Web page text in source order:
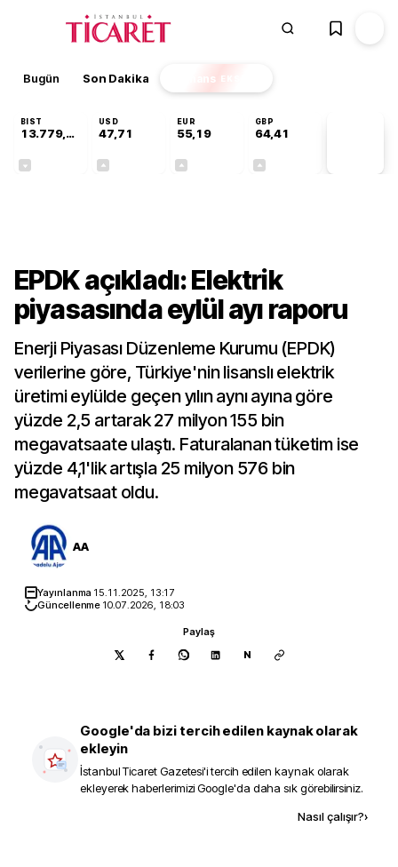
Bugün Son Dakika Finans EKSTRA
BIST
13.779,39
USD
47,71
EUR
55,19
GBP
64,41
EPDK açıkladı: Elektrik
piyasasında eylül ayı raporu
Enerji Piyasası Düzenleme Kurumu (EPDK)
verilerine göre, Türkiye'nin lisanslı elektrik
üretimi eylülde geçen yılın aynı ayına göre
yüzde 2,5 artarak 27 milyon 155 bin
megavatsaate ulaştı. Faturalanan tüketim ise
yüzde 4,1'lik artışla 25 milyon 576 bin
megavatsaat oldu.
AA
Yayınlanma 15.11.2025, 13:17
Güncellenme 10.07.2026, 18:03
Paylaş
N
Google'da bizi tercih edilen kaynak olarak
ekleyin
İstanbul Ticaret Gazetesi'i tercih edilen kaynak olarak
ekleyerek haberlerimizi Google'da daha sık görebilirsiniz.
Nasıl çalışır?›